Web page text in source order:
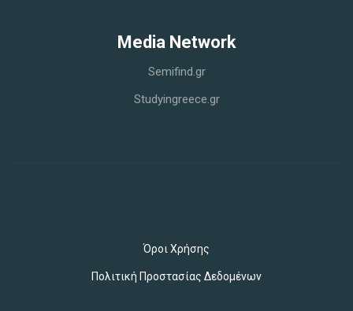
Media Network
Semifind.gr
Studyingreece.gr
Όροι Χρήσης
Πολιτική Προστασίας Δεδομένων